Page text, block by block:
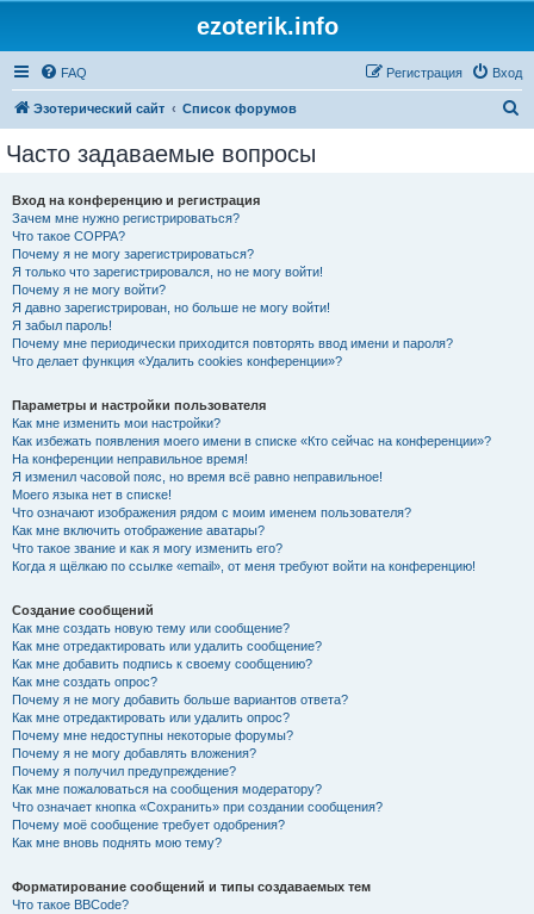
ezoterik.info
FAQ Вход
Регистрация
Эзотерический сайт Список форумов
Часто задаваемые вопросы
Вход на конференцию и регистрация
Зачем мне нужно регистрироваться?
Что такое COPPA?
Почему я не могу зарегистрироваться?
Я только что зарегистрировался, но не могу войти!
Почему я не могу войти?
Я давно зарегистрирован, но больше не могу войти!
Я забыл пароль!
Почему мне периодически приходится повторять ввод имени и пароля?
Что делает функция «Удалить cookies конференции»?
Параметры и настройки пользователя
Как мне изменить мои настройки?
Как избежать появления моего имени в списке «Кто сейчас на конференции»?
На конференции неправильное время!
Я изменил часовой пояс, но время всё равно неправильное!
Моего языка нет в списке!
Что означают изображения рядом с моим именем пользователя?
Как мне включить отображение аватары?
Что такое звание и как я могу изменить его?
Когда я щёлкаю по ссылке «email», от меня требуют войти на конференцию!
Создание сообщений
Как мне создать новую тему или сообщение?
Как мне отредактировать или удалить сообщение?
Как мне добавить подпись к своему сообщению?
Как мне создать опрос?
Почему я не могу добавить больше вариантов ответа?
Как мне отредактировать или удалить опрос?
Почему мне недоступны некоторые форумы?
Почему я не могу добавлять вложения?
Почему я получил предупреждение?
Как мне пожаловаться на сообщения модератору?
Что означает кнопка «Сохранить» при создании сообщения?
Почему моё сообщение требует одобрения?
Как мне вновь поднять мою тему?
Форматирование сообщений и типы создаваемых тем
Что такое BBCode?